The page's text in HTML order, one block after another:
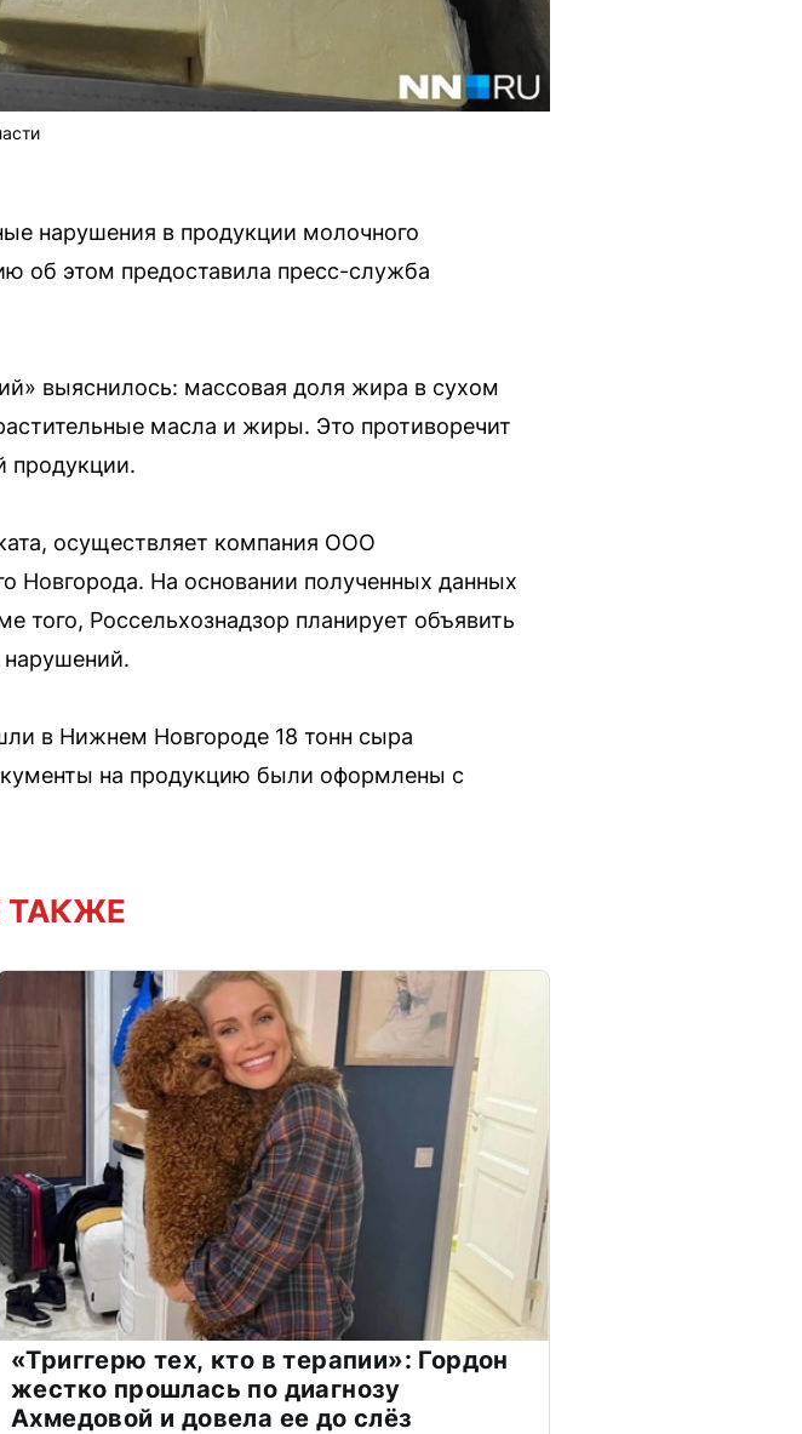
нарушения в продукции молочного
об этом предоставила пресс-служба
выяснилось: массовая доля жира в сухом
масла и жиры. Это противоречит
продукции.
осуществляет компания ООО
Новгорода. На основании полученных данных
того, Россельхознадзор планирует объявить
в Нижнем Новгороде 18 тонн сыра
на продукцию были оформлены с
ТАКЖЕ
«Триггерю тех, кто в терапии»: Гордон
жестко прошлась по диагнозу
Ахмедовой и довела ее до слёз